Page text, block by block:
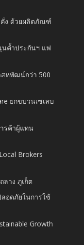
ง ด้วยผลิตภัณฑ์
นค้ำประกันฯ แฟ
หพัฒน์กว่า 500
ยกขบวนเซเลบ
รค้าผู้แทน
Brokers
ลาง ภูเก็ต
อดภัยในการใช้
Growth